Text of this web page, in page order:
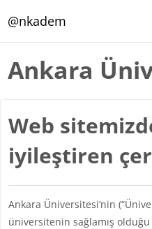
@nkadem
Ankara
Web
iyileştiren
Ankara Üniversitesi’nin
üniversitenin sağlamış